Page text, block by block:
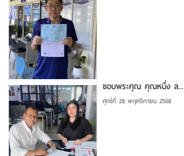
ขอบพระคุณ คุณหนึ่ง ล...
ศุกร์ที่ 28 พฤศจิกายน 2568